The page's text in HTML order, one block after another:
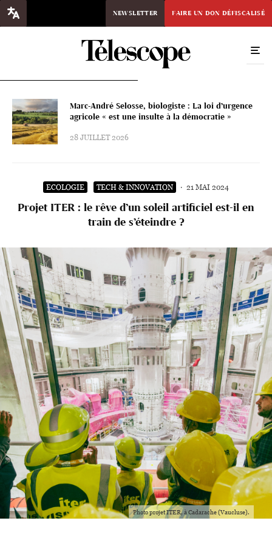
NEWSLETTER FAIRE UN DON DÉFISCALISÉ
Marc-André Selosse, biologiste : La loi d’urgence
agricole « est une insulte à la démocratie »
28 JUILLET 2026
ECOLOGIE TECH & INNOVATION · 21 MAI 2024
Projet ITER : le rêve d’un soleil artificiel est-il en
train de s’éteindre ?
Photo projet ITER, à Cadarache (Vaucluse).